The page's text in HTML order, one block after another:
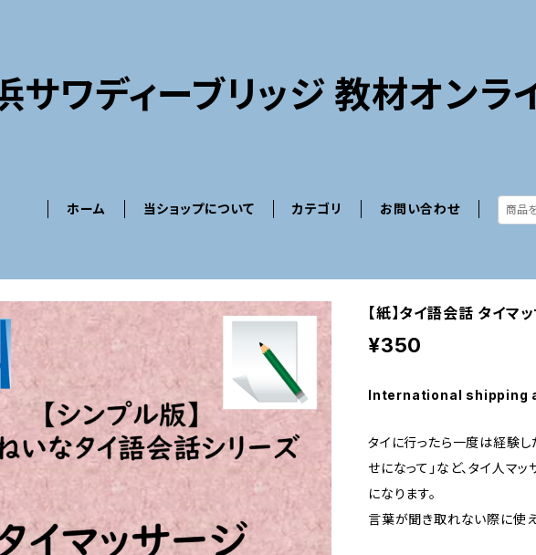
サワディーブリッジ 教材オンラ
ホーム 当ショップについて カテゴリ お問い合わせ
【紙】タイ語会話 タイマ
¥350
International shipping
タイに行ったら一度は経験し
せになって」など、タイ人マ
になります。
言葉が聞き取れない際に使え